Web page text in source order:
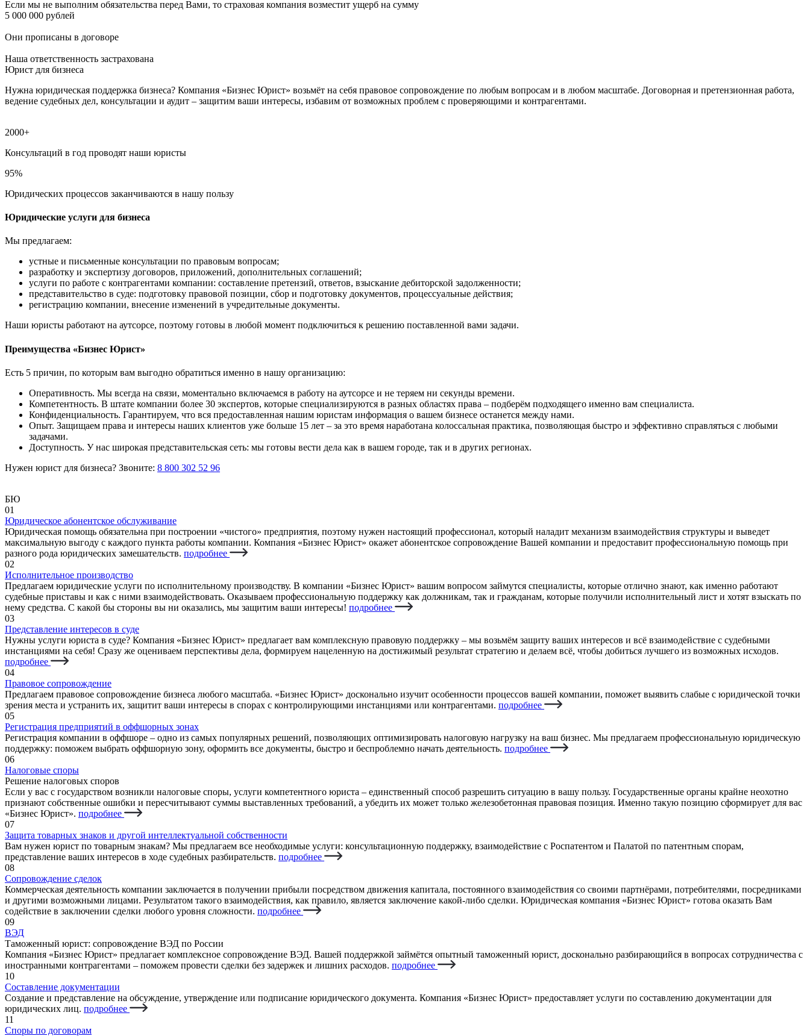
Если мы не выполним обязательства перед Вами, то страховая компания возместит ущерб на сумму
5 000 000 рублей
Они прописаны в договоре
Наша ответственность застрахована
Юрист для бизнеса
Нужна юридическая поддержка бизнеса? Компания «Бизнес Юрист» возьмёт на себя правовое сопровождение по любым вопросам и в любом масштабе. Договорная и претензионная работа,
ведение судебных дел, консультации и аудит – защитим ваши интересы, избавим от возможных проблем с проверяющими и контрагентами.
2000+
Консультаций в год проводят наши юристы
95%
Юридических процессов заканчиваются в нашу пользу
Юридические услуги для бизнеса
Мы предлагаем:
устные и письменные консультации по правовым вопросам;
разработку и экспертизу договоров, приложений, дополнительных соглашений;
услуги по работе с контрагентами компании: составление претензий, ответов, взыскание дебиторской задолженности;
представительство в суде: подготовку правовой позиции, сбор и подготовку документов, процессуальные действия;
регистрацию компании, внесение изменений в учредительные документы.
Наши юристы работают на аутсорсе, поэтому готовы в любой момент подключиться к решению поставленной вами задачи.
Преимущества «Бизнес Юрист»
Есть 5 причин, по которым вам выгодно обратиться именно в нашу организацию:
Оперативность. Мы всегда на связи, моментально включаемся в работу на аутсорсе и не теряем ни секунды времени.
Компетентность. В штате компании более 30 экспертов, которые специализируются в разных областях права – подберём подходящего именно вам специалиста.
Конфиденциальность. Гарантируем, что вся предоставленная нашим юристам информация о вашем бизнесе останется между нами.
Опыт. Защищаем права и интересы наших клиентов уже больше 15 лет – за это время наработана колоссальная практика, позволяющая быстро и эффективно справляться с любыми
задачами.
Доступность. У нас широкая представительская сеть: мы готовы вести дела как в вашем городе, так и в других регионах.
Нужен юрист для бизнеса? Звоните: 8 800 302 52 96
БЮ
01
Юридическое абонентское обслуживание
Юридическая помощь обязательна при построении «чистого» предприятия, поэтому нужен настоящий профессионал, который наладит механизм взаимодействия структуры и выведет
максимальную выгоду с каждого пункта работы компании. Компания «Бизнес Юрист» окажет абонентское сопровождение Вашей компании и предоставит профессиональную помощь при
разного рода юридических замешательств. подробнее
02
Исполнительное производство
Предлагаем юридические услуги по исполнительному производству. В компании «Бизнес Юрист» вашим вопросом займутся специалисты, которые отлично знают, как именно работают
судебные приставы и как с ними взаимодействовать. Оказываем профессиональную поддержку как должникам, так и гражданам, которые получили исполнительный лист и хотят взыскать по
нему средства. С какой бы стороны вы ни оказались, мы защитим ваши интересы! подробнее
03
Представление интересов в суде
Нужны услуги юриста в суде? Компания «Бизнес Юрист» предлагает вам комплексную правовую поддержку – мы возьмём защиту ваших интересов и всё взаимодействие с судебными
инстанциями на себя! Сразу же оцениваем перспективы дела, формируем нацеленную на достижимый результат стратегию и делаем всё, чтобы добиться лучшего из возможных исходов.
подробнее
04
Правовое сопровождение
Предлагаем правовое сопровождение бизнеса любого масштаба. «Бизнес Юрист» досконально изучит особенности процессов вашей компании, поможет выявить слабые с юридической точки
зрения места и устранить их, защитит ваши интересы в спорах с контролирующими инстанциями или контрагентами. подробнее
05
Регистрация предприятий в оффшорных зонах
Регистрация компании в оффшоре – одно из самых популярных решений, позволяющих оптимизировать налоговую нагрузку на ваш бизнес. Мы предлагаем профессиональную юридическую
поддержку: поможем выбрать оффшорную зону, оформить все документы, быстро и беспроблемно начать деятельность. подробнее
06
Налоговые споры
Решение налоговых споров
Если у вас с государством возникли налоговые споры, услуги компетентного юриста – единственный способ разрешить ситуацию в вашу пользу. Государственные органы крайне неохотно
признают собственные ошибки и пересчитывают суммы выставленных требований, а убедить их может только железобетонная правовая позиция. Именно такую позицию сформирует для вас
«Бизнес Юрист». подробнее
07
Защита товарных знаков и другой интеллектуальной собственности
Вам нужен юрист по товарным знакам? Мы предлагаем все необходимые услуги: консультационную поддержку, взаимодействие с Роспатентом и Палатой по патентным спорам,
представление ваших интересов в ходе судебных разбирательств. подробнее
08
Сопровождение сделок
Коммерческая деятельность компании заключается в получении прибыли посредством движения капитала, постоянного взаимодействия со своими партнёрами, потребителями, посредниками
и другими возможными лицами. Результатом такого взаимодействия, как правило, является заключение какой-либо сделки. Юридическая компания «Бизнес Юрист» готова оказать Вам
содействие в заключении сделки любого уровня сложности. подробнее
09
ВЭД
Таможенный юрист: сопровождение ВЭД по России
Компания «Бизнес Юрист» предлагает комплексное сопровождение ВЭД. Вашей поддержкой займётся опытный таможенный юрист, досконально разбирающийся в вопросах сотрудничества с
иностранными контрагентами – поможем провести сделки без задержек и лишних расходов. подробнее
10
Составление документации
Cоздание и представление на обсуждение, утверждение или подписание юридического документа. Компания «Бизнес Юрист» предоставляет услуги по составлению документации для
юридических лиц. подробнее
11
Споры по договорам